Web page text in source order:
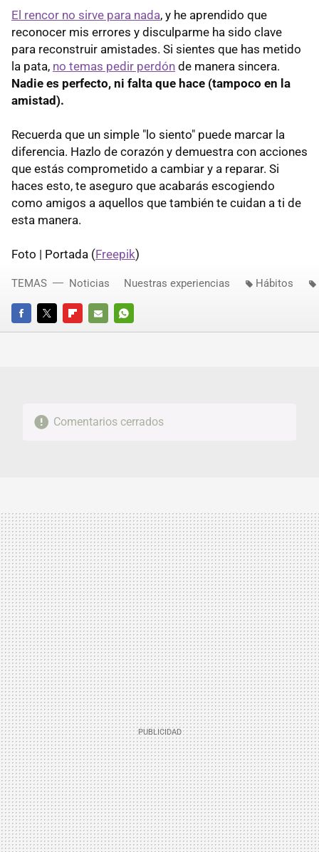
El rencor no sirve para nada, y he aprendido que
reconocer mis errores y disculparme ha sido clave
para reconstruir amistades. Si sientes que has metido
la pata, no temas pedir perdón de manera sincera.
Nadie es perfecto, ni falta que hace (tampoco en la
amistad).
Recuerda que un simple "lo siento" puede marcar la
diferencia. Hazlo de corazón y demuestra con acciones
que estás comprometido a cambiar y a reparar. Si
haces esto, te aseguro que acabarás escogiendo
como amigos a aquellos que también te cuidan a ti de
esta manera.
Foto | Portada (Freepik)
FACEBOOKTWITTERFLIPBOARD
E-
WHATSAPP
TEMAS Noticias Nuestras experiencias Hábitos
Comentarios cerrados